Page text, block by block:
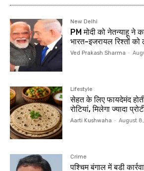
New Delhi
PM मोदी को नेतन्याहू ने
भारत-इजरायल रिश्तों
Ved Prakash Sharma -
Lifestyle
सेहत के लिए फायदेमंद
रोटियां, मिलेगा ज्‍यादा
Aarti Kushwaha - August
Crime
पश्चिम बंगाल में बडी